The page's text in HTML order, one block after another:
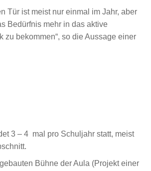
Tür ist meist nur einmal im Jahr, aber
Bedürfnis mehr in das aktive
zu bekommen“, so die Aussage einer
3 – 4 mal pro Schuljahr statt, meist
Bühne der Aula (Projekt einer